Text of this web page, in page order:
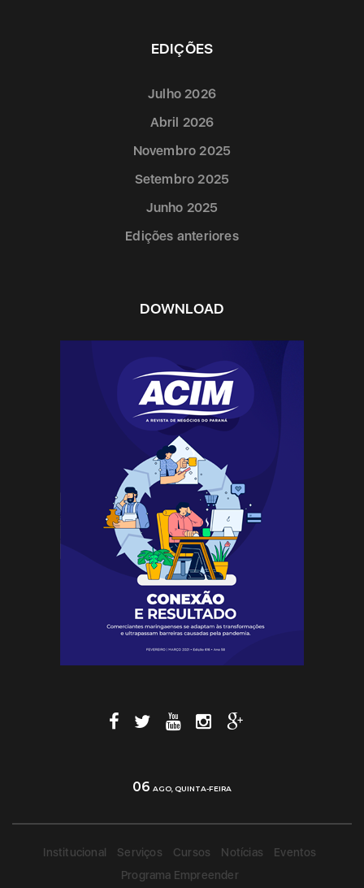
EDIÇÕES
Julho 2026
Abril 2026
Novembro 2025
Setembro 2025
Junho 2025
Edições anteriores
DOWNLOAD
06 AGO, QUINTA-FEIRA
Institucional Serviços Cursos Notícias
Eventos
Programa Empreender